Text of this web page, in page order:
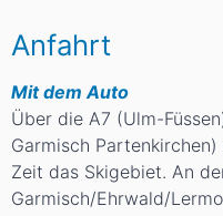
Anfahrt
Mit dem Auto
Über die A7 (Ulm-
Garmisch
Zeit das Skigebiet. An
Garmisch/Ehrwald/